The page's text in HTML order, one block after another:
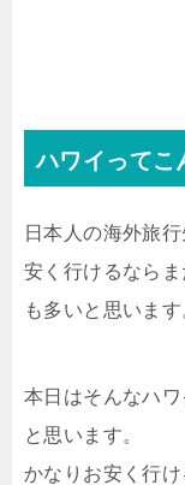
ハワイってこ
日本人の海外旅
安く行けるなら
も多いと思います
本日はそんなハ
と思います。
かなりお安く行け